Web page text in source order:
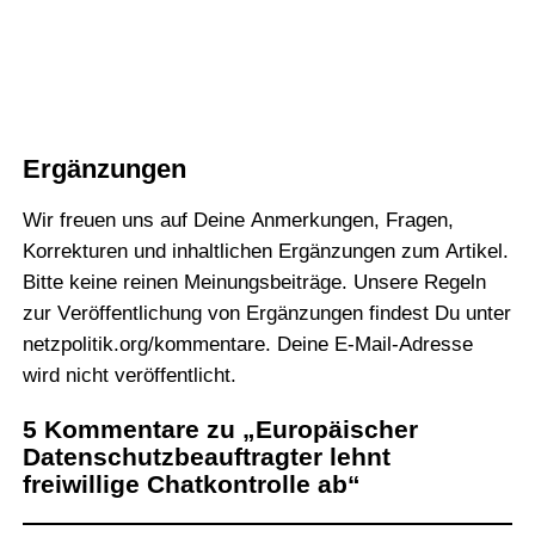
Ergänzungen
Wir freuen uns auf Deine Anmerkungen, Fragen,
Korrekturen und inhaltlichen Ergänzungen zum Artikel.
Bitte keine reinen Meinungsbeiträge. Unsere Regeln
zur Veröffentlichung von Ergänzungen findest Du unter
netzpolitik.org/kommentare. Deine E-Mail-Adresse
wird nicht veröffentlicht.
5 Kommentare zu „Europäischer
Datenschutzbeauftragter lehnt
freiwillige Chatkontrolle ab“